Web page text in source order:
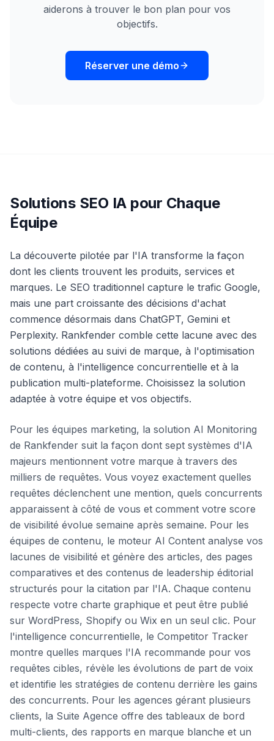
aiderons à trouver le bon plan pour vos
objectifs.
Réserver une démo
Solutions SEO IA pour Chaque
Équipe
La découverte pilotée par l'IA transforme la façon
dont les clients trouvent les produits, services et
marques. Le SEO traditionnel capture le trafic Google,
mais une part croissante des décisions d'achat
commence désormais dans ChatGPT, Gemini et
Perplexity. Rankfender comble cette lacune avec des
solutions dédiées au suivi de marque, à l'optimisation
de contenu, à l'intelligence concurrentielle et à la
publication multi-plateforme. Choisissez la solution
adaptée à votre équipe et vos objectifs.
Pour les équipes marketing, la solution AI Monitoring
de Rankfender suit la façon dont sept systèmes d'IA
majeurs mentionnent votre marque à travers des
milliers de requêtes. Vous voyez exactement quelles
requêtes déclenchent une mention, quels concurrents
apparaissent à côté de vous et comment votre score
de visibilité évolue semaine après semaine. Pour les
équipes de contenu, le moteur AI Content analyse vos
lacunes de visibilité et génère des articles, des pages
comparatives et des contenus de leadership éditorial
structurés pour la citation par l'IA. Chaque contenu
respecte votre charte graphique et peut être publié
sur WordPress, Shopify ou Wix en un seul clic. Pour
l'intelligence concurrentielle, le Competitor Tracker
montre quelles marques l'IA recommande pour vos
requêtes cibles, révèle les évolutions de part de voix
et identifie les stratégies de contenu derrière les gains
des concurrents. Pour les agences gérant plusieurs
clients, la Suite Agence offre des tableaux de bord
multi-clients, des rapports en marque blanche et un